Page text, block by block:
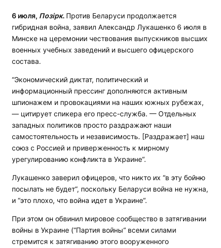
6 июля, Позірк. Против Беларуси продолжается
гибридная война, заявил Александр Лукашенко 6 июля в
Минске на церемонии чествования выпускников высших
военных учебных заведений и высшего офицерского
состава.
“Экономический диктат, политический и
информационный прессинг дополняются активным
шпионажем и провокациями на наших южных рубежах,
— цитирует спикера его пресс-служба. — Отдельных
западных политиков просто раздражают наши
самостоятельность и независимость. [Раздражает] наш
союз с Россией и приверженность к мирному
урегулированию конфликта в Украине“.
Лукашенко заверил офицеров, что никто их “в эту бойню
посылать не будет“, поскольку Беларуси война не нужна,
и “это плохо, что война идет в Украине“.
При этом он обвинил мировое сообщество в затягивании
войны в Украине (“Партия войны“ всеми силами
стремится к затягиванию этого вооруженного